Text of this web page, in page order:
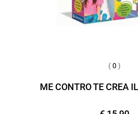
(0 )
ME CONTRO TE CREA